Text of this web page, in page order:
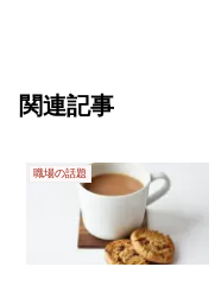
関連記事
職場の話題